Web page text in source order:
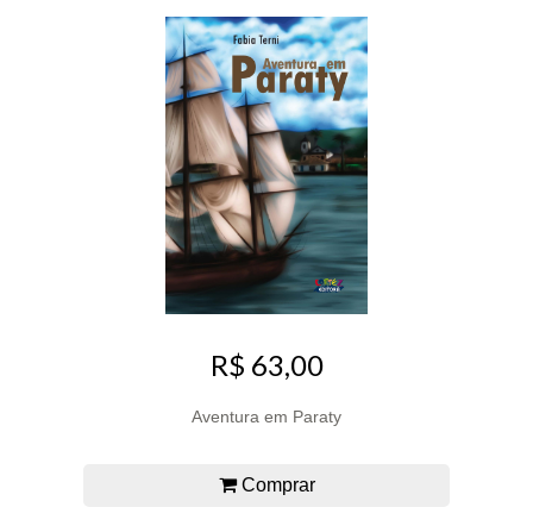
R$ 63,00
Aventura em Paraty
Comprar